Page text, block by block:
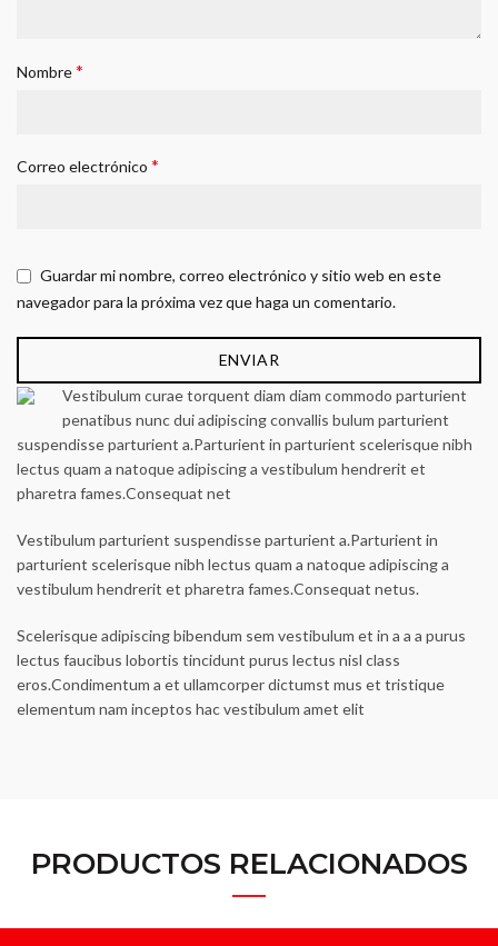
Nombre*
Correo electrónico *
Guardar mi nombre, correo electrónico y sitio web en este
navegador para la próxima vez que haga un comentario.
Vestibulum curae torquent diam diam commodo parturient
penatibus nunc dui adipiscing convallis bulum parturient
suspendisse parturient a.Parturient in parturient scelerisque nibh
lectus quam a natoque adipiscing a vestibulum hendrerit et
pharetra fames.Consequat net
Vestibulum parturient suspendisse parturient a.Parturient in
parturient scelerisque nibh lectus quam a natoque adipiscing a
vestibulum hendrerit et pharetra fames.Consequat netus.
Scelerisque adipiscing bibendum sem vestibulum et in a a a purus
lectus faucibus lobortis tincidunt purus lectus nisl class
eros.Condimentum a et ullamcorper dictumst mus et tristique
elementum nam inceptos hac vestibulum amet elit
PRODUCTOS RELACIONADOS